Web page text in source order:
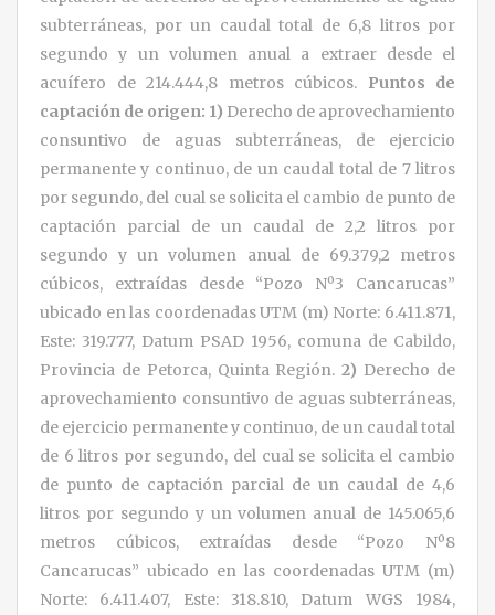
subterráneas, por un caudal total de 6,8 litros por
segundo y un volumen anual a extraer desde el
acuífero de 214.444,8 metros cúbicos. Puntos de
captación de origen: 1) Derecho de aprovechamiento
consuntivo de aguas subterráneas, de ejercicio
permanente y continuo, de un caudal total de 7 litros
por segundo, del cual se solicita el cambio de punto de
captación parcial de un caudal de 2,2 litros por
segundo y un volumen anual de 69.379,2 metros
cúbicos, extraídas desde “Pozo Nº3 Cancarucas”
ubicado en las coordenadas UTM (m) Norte: 6.411.871,
Este: 319.777, Datum PSAD 1956, comuna de Cabildo,
Provincia de Petorca, Quinta Región.2) Derecho de
aprovechamiento consuntivo de aguas subterráneas,
de ejercicio permanente y continuo, de un caudal total
de 6 litros por segundo, del cual se solicita el cambio
de punto de captación parcial de un caudal de 4,6
litros por segundo y un volumen anual de 145.065,6
metros cúbicos, extraídas desde “Pozo Nº8
Cancarucas” ubicado en las coordenadas UTM (m)
Norte: 6.411.407, Este: 318.810, Datum WGS 1984,